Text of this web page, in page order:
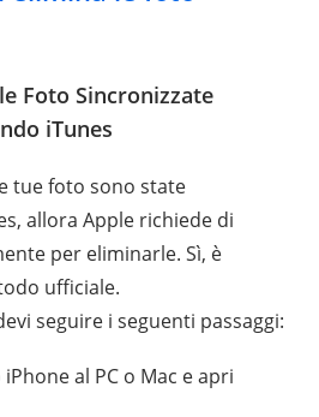
Foto Sincronizzate
iTunes
tue foto sono state
allora Apple richiede di
per eliminarle. Sì, è
ufficiale.
seguire i seguenti passaggi:
al PC o Mac e apri